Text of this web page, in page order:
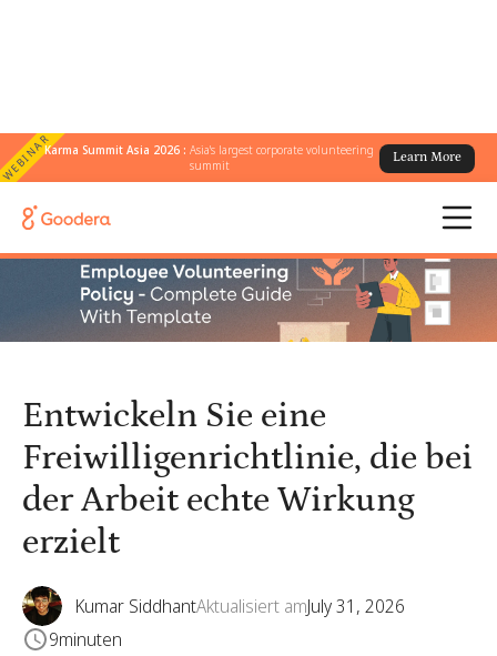
WEBINARKarma Summit Asia 2026 :Asia's largest corporate volunteering
summit
Learn More
← Alle Blogs
Wirkung erzielt
Entwickeln Sie eine
Freiwilligenrichtlinie, die bei
der Arbeit echte Wirkung
erzielt
Kumar SiddhantAktualisiert amJuly 31, 2026
9minuten